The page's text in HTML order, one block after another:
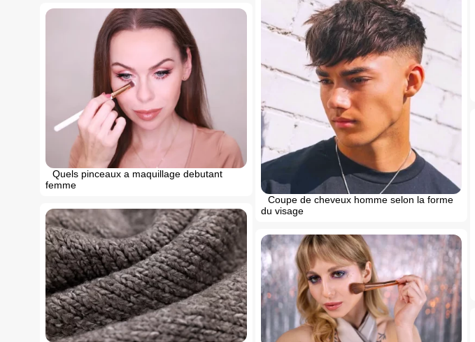
Coupe de cheveux homme selon la forme
du visage
Quels pinceaux a maquillage debutant
femme